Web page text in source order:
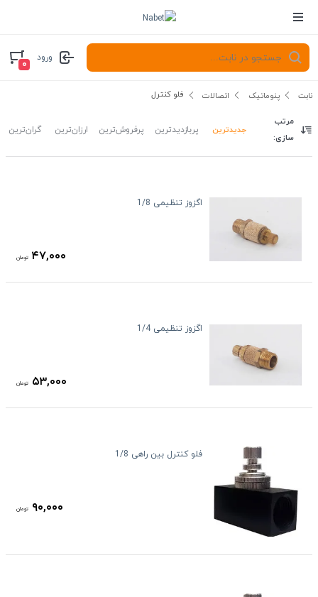
ورود
۰
نابت پنوماتیک اتصالات فلو کنترل
مرتب
سازی:
جدیدترین پربازدیدترین پرفروش‌ترین ارزان‌ترین گران‌ترین
اگزوز تنظیمی 1/8
۴۷,۰۰۰ تومان
اگزوز تنظیمی 1/4
۵۳,۰۰۰ تومان
فلو کنترل بین راهی 1/8
۹۰,۰۰۰ تومان